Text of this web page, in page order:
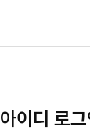
아이디 로그